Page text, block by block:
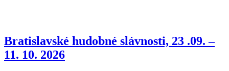
Bratislavské hudobné slávnosti, 23 .09. –
11. 10. 2026